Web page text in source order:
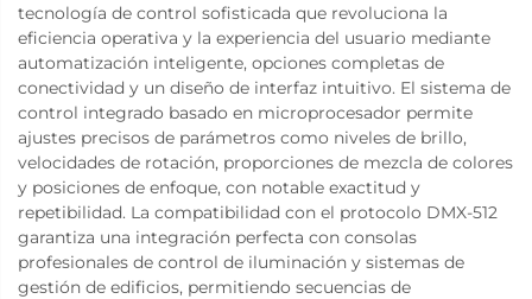
tecnología de control sofisticada que revoluciona la
eficiencia operativa y la experiencia del usuario mediante
automatización inteligente, opciones completas de
conectividad y un diseño de interfaz intuitivo. El sistema de
control integrado basado en microprocesador permite
ajustes precisos de parámetros como niveles de brillo,
velocidades de rotación, proporciones de mezcla de colores
y posiciones de enfoque, con notable exactitud y
repetibilidad. La compatibilidad con el protocolo DMX-512
garantiza una integración perfecta con consolas
profesionales de control de iluminación y sistemas de
gestión de edificios, permitiendo secuencias de